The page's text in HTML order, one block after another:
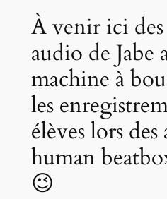
À venir ici
audio de Jabe
machine à
les
élèves lors des
human
😉